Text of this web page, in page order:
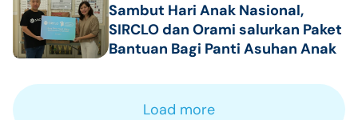
Sambut Hari Anak Nasional,
SIRCLO dan Orami salurkan Paket
Bantuan Bagi Panti Asuhan Anak
Load more